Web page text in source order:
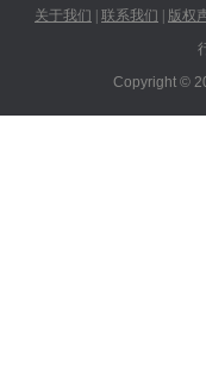
关于我们 联系我们
版权
Copyright ©